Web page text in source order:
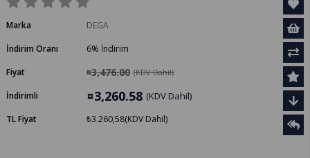
Marka
DEGA
İndirim Oranı
%
6
İndirim
Fiyat
¤3,476.00 (KDV Dahil)
İndirimli ¤3,260.58 (KDV Dahil)
TL Fiyat ₺3.260,58(KDV Dahil)